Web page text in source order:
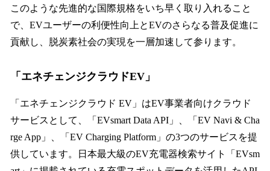
このような先進的な国際規格をいち早く取り入れること
で、EVユーザーの利便性向上とEVのさらなる普及促進に
貢献し、脱炭素社会の実現を一層加速して参ります。
「エネチェンジクラウドEV」
「エネチェンジクラウド EV」はEV事業者向けクラウド
サービスとして、「EVsmart Data API」、「EV Navi & Cha
rge App」、「EV Charging Platform」の3つのサービスを提
供しています。日本最大級のEV充電器検索サイト「EVsm